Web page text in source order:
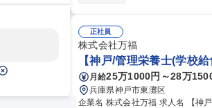
種 【徳島エリア/厨房オペレータ
正社員
株式会社万福
【神戸/管理栄養士(学校
月給25万1000円～28万
兵庫県神戸市東灘区
企業名 株式会社万福 求人名 【神戸/管理栄養士(学校給食)】年間休日125日/ブランクのある方も歓迎◎ 仕事の内